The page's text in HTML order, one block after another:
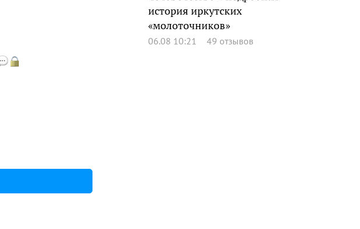
история иркутских
«молоточников»
06.08 10:21 49 отзывов